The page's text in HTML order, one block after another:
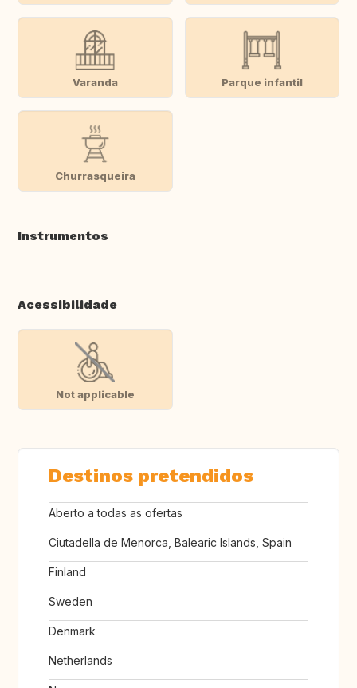
Varanda Parque infantil
Churrasqueira
Instrumentos
Acessibilidade
Not applicable
Destinos pretendidos
Aberto a todas as ofertas
Ciutadella de Menorca, Balearic Islands, Spain
Finland
Sweden
Denmark
Netherlands